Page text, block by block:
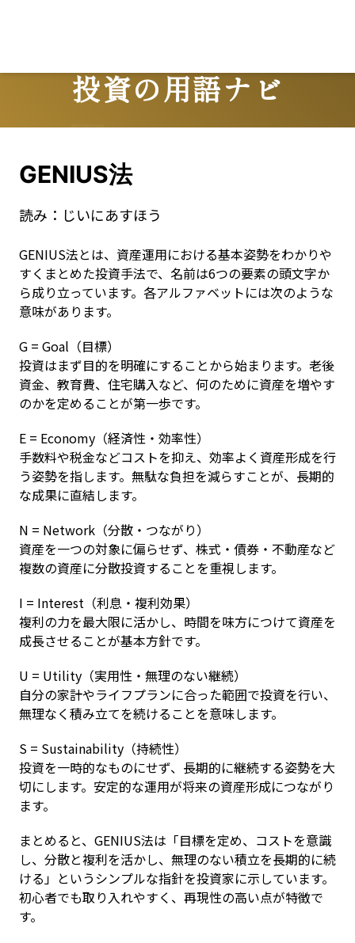
投資の用語ナビ
Terms
GENIUS法
読み： じいにあすほう
GENIUS法とは、資産運用における基本姿勢をわかりや
すくまとめた投資手法で、名前は6つの要素の頭文字か
ら成り立っています。各アルファベットには次のような
意味があります。
G = Goal（目標）
投資はまず目的を明確にすることから始まります。老後
資金、教育費、住宅購入など、何のために資産を増やす
のかを定めることが第一歩です。
E = Economy（経済性・効率性）
手数料や税金などコストを抑え、効率よく資産形成を行
う姿勢を指します。無駄な負担を減らすことが、長期的
な成果に直結します。
N = Network（分散・つながり）
資産を一つの対象に偏らせず、株式・債券・不動産など
複数の資産に分散投資することを重視します。
I = Interest（利息・複利効果）
複利の力を最大限に活かし、時間を味方につけて資産を
成長させることが基本方針です。
U = Utility（実用性・無理のない継続）
自分の家計やライフプランに合った範囲で投資を行い、
無理なく積み立てを続けることを意味します。
S = Sustainability（持続性）
投資を一時的なものにせず、長期的に継続する姿勢を大
切にします。安定的な運用が将来の資産形成につながり
ます。
まとめると、GENIUS法は「目標を定め、コストを意識
し、分散と複利を活かし、無理のない積立を長期的に続
ける」というシンプルな指針を投資家に示しています。
初心者でも取り入れやすく、再現性の高い点が特徴で
す。